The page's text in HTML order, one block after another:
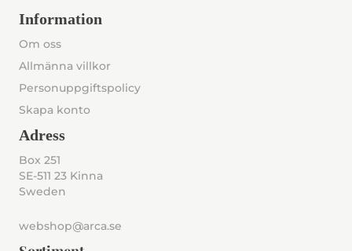
Information
Om oss
Allmänna villkor
Personuppgiftspolicy
Skapa konto
Adress
Box 251
SE-511 23 Kinna
Sweden
webshop@arca.se